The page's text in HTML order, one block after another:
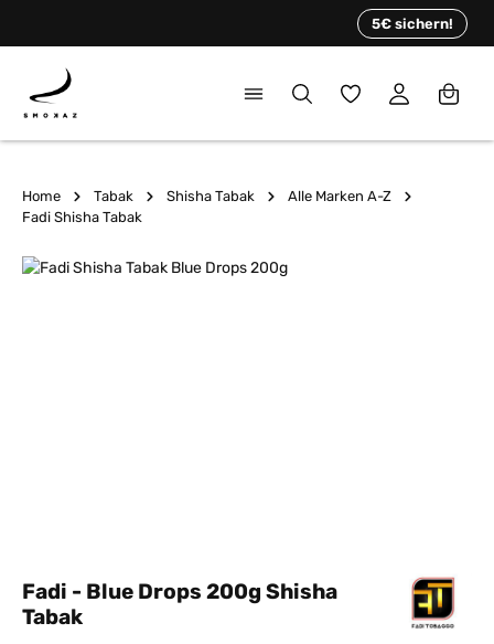
5€ sichern!
Home Tabak Shisha Tabak
Alle Marken A-Z
Fadi Shisha Tabak
Bildergalerie überspringen
Fadi - Blue Drops 200g Shisha
Tabak